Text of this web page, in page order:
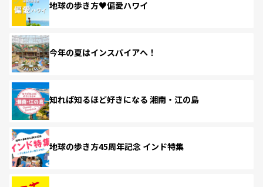
地球の歩き方♥偏愛ハワイ
今年の夏はインスパイアへ！
知れば知るほど好きになる 湘南・江の島
地球の歩き方45周年記念 インド特集